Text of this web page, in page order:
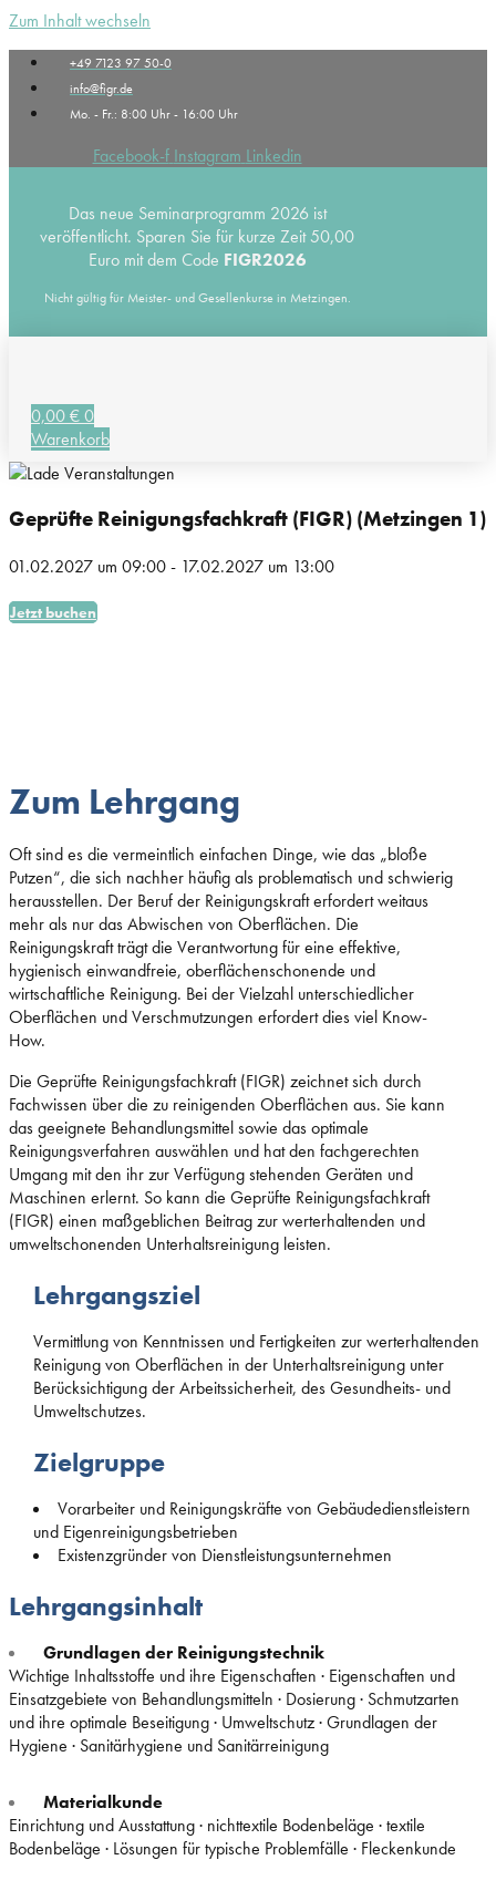
Zum Inhalt wechseln
+49 7123 97 50-0
info@figr.de
Mo. - Fr.: 8:00 Uhr - 16:00 Uhr
Facebook-f Instagram Linkedin
Das neue Seminarprogramm 2026 ist
veröffentlicht. Sparen Sie für kurze Zeit 50,00
Euro mit dem Code FIGR2026
Nicht gültig für Meister- und Gesellenkurse in Metzingen.
0,00€0
Warenkorb
Geprüfte Reinigungsfachkraft (FIGR) (Metzingen 1)
01.02.2027 um 09:00- 17.02.2027 um 13:00
Jetzt buchen
Zum Lehrgang
Oft sind es die vermeintlich einfachen Dinge, wie das „bloße
Putzen“, die sich nachher häufig als problematisch und schwierig
herausstellen. Der Beruf der Reinigungskraft erfordert weitaus
mehr als nur das Abwischen von Oberflächen. Die
Reinigungskraft trägt die Verantwortung für eine effektive,
hygienisch einwandfreie, oberflächenschonende und
wirtschaftliche Reinigung. Bei der Vielzahl unterschiedlicher
Oberflächen und Verschmutzungen erfordert dies viel Know-
How.
Die Geprüfte Reinigungsfachkraft (FIGR) zeichnet sich durch
Fachwissen über die zu reinigenden Oberflächen aus. Sie kann
das geeignete Behandlungsmittel sowie das optimale
Reinigungsverfahren auswählen und hat den fachgerechten
Umgang mit den ihr zur Verfügung stehenden Geräten und
Maschinen erlernt. So kann die Geprüfte Reinigungsfachkraft
(FIGR) einen maßgeblichen Beitrag zur werterhaltenden und
umweltschonenden Unterhaltsreinigung leisten.
Lehrgangsziel
Vermittlung von Kenntnissen und Fertigkeiten zur werterhaltenden
Reinigung von Oberflächen in der Unterhaltsreinigung unter
Berücksichtigung der Arbeitssicherheit, des Gesundheits- und
Umweltschutzes.
Zielgruppe
Vorarbeiter und Reinigungskräfte von Gebäudedienstleistern
und Eigenreinigungsbetrieben
Existenzgründer von Dienstleistungsunternehmen
Lehrgangsinhalt
Grundlagen der Reinigungstechnik
Wichtige Inhaltsstoffe und ihre Eigenschaften · Eigenschaften und
Einsatzgebiete von Behandlungsmitteln · Dosierung · Schmutzarten
und ihre optimale Beseitigung · Umweltschutz · Grundlagen der
Hygiene · Sanitärhygiene und Sanitärreinigung
Materialkunde
Einrichtung und Ausstattung · nichttextile Bodenbeläge · textile
Bodenbeläge · Lösungen für typische Problemfälle · Fleckenkunde